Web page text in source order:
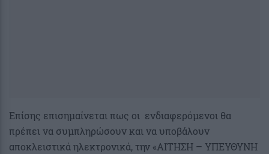
Επίσης επισημαίνεται πως οι ενδιαφερόμενοι θα
πρέπει να συμπληρώσουν και να υποβάλουν
αποκλειστικά ηλεκτρονικά, την «ΑΙΤΗΣΗ – ΥΠΕΥΘΥΝΗ